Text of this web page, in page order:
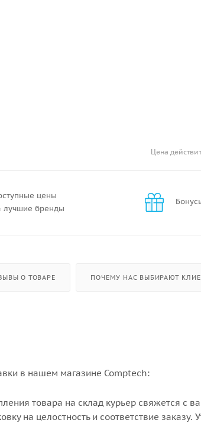
Цена
цены
лучшие бренды
О ТОВАРЕ ПОЧЕМУ НАС ВЫБИРАЮТ
в нашем магазине Comptech:
товара на склад курьер свяжется с
на целостность и соответствие заказу.